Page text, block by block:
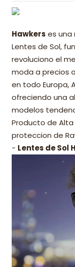
Hawkers es una
Lentes de Sol,
revoluciono el
moda a precios
en todo Europa,
ofreciendo una
modelos
Producto de
proteccion de
- Lentes de Sol